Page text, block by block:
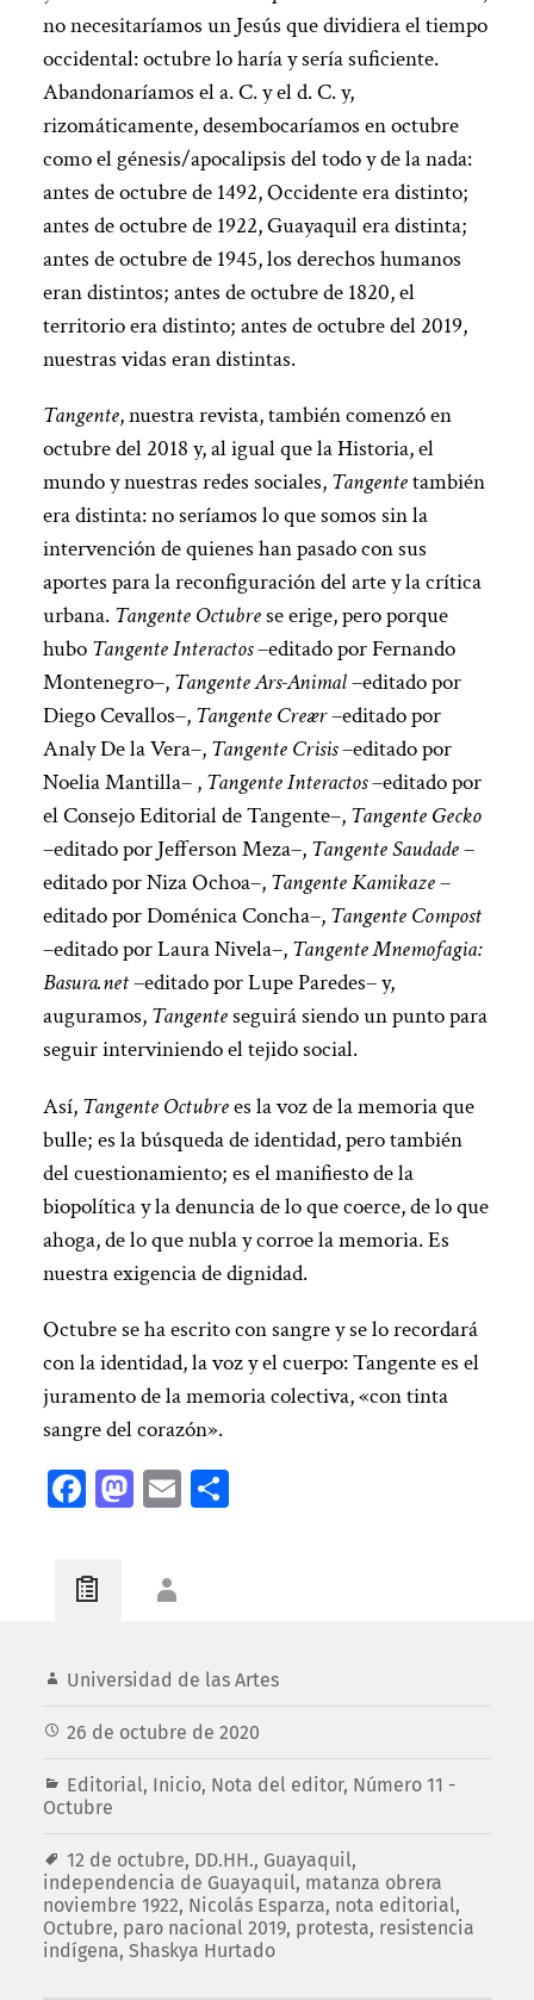
no necesitaríamos un Jesús que dividiera el tiempo
occidental: octubre lo haría y sería suficiente.
Abandonaríamos el a. C. y el d. C. y,
rizomáticamente, desembocaríamos en octubre
como el génesis/apocalipsis del todo y de la nada:
antes de octubre de 1492, Occidente era distinto;
antes de octubre de 1922, Guayaquil era distinta;
antes de octubre de 1945, los derechos humanos
eran distintos; antes de octubre de 1820, el
territorio era distinto; antes de octubre del 2019,
nuestras vidas eran distintas.
Tangente, nuestra revista, también comenzó en
octubre del 2018 y, al igual que la Historia, el
mundo y nuestras redes sociales, Tangentetambién
era distinta: no seríamos lo que somos sin la
intervención de quienes han pasado con sus
aportes para la reconfiguración del arte y la crítica
urbana. Tangente Octubrese erige, pero porque
hubo Tangente Interactos–editado por Fernando
Montenegro–, Tangente Ars-Animal–editado por
Diego Cevallos–, Tangente Creær–editado por
Analy De la Vera–, Tangente Crisis–editado por
Noelia Mantilla– , Tangente Interactos–editado por
el Consejo Editorial de Tangente–, Tangente Gecko
–editado por Jefferson Meza–, Tangente Saudade–
editado por Niza Ochoa–, Tangente Kamikaze–
editado por Doménica Concha–, Tangente Compost
–editado por Laura Nivela–, Tangente Mnemofagia:
Basura.net–editado por Lupe Paredes– y,
auguramos, Tangenteseguirá siendo un punto para
seguir interviniendo el tejido social.
Así, Tangente Octubrees la voz de la memoria que
bulle; es la búsqueda de identidad, pero también
del cuestionamiento; es el manifiesto de la
biopolítica y la denuncia de lo que coerce, de lo que
ahoga, de lo que nubla y corroe la memoria. Es
nuestra exigencia de dignidad.
Octubre se ha escrito con sangre y se lo recordará
con la identidad, la voz y el cuerpo: Tangente es el
juramento de la memoria colectiva, «con tinta
sangre del corazón».
Facebook
Mastodon
EmailCompartir
Universidad de las Artes
26 de octubre de 2020
Editorial, Inicio, Nota del editor, Número 11 -
Octubre
12 de octubre, DD.HH., Guayaquil,
independencia de Guayaquil, matanza obrera
noviembre 1922, Nicolás Esparza, nota editorial,
Octubre, paro nacional 2019, protesta, resistencia
indígena, Shaskya Hurtado